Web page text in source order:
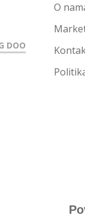
DOO
O